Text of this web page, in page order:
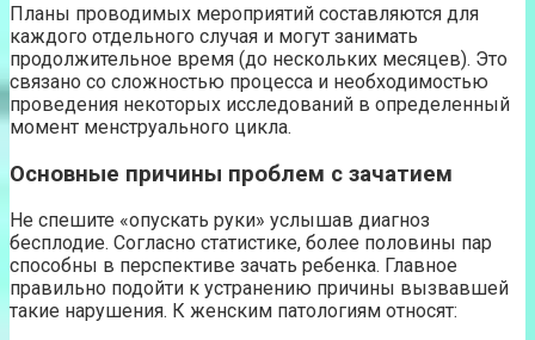
Планы проводимых мероприятий составляются для
каждого отдельного случая и могут занимать
продолжительное время (до нескольких месяцев). Это
связано со сложностью процесса и необходимостью
проведения некоторых исследований в определенный
момент менструального цикла.
Основные причины проблем с зачатием
Не спешите «опускать руки» услышав диагноз
бесплодие. Согласно статистике, более половины пар
способны в перспективе зачать ребенка. Главное
правильно подойти к устранению причины вызвавшей
такие нарушения. К женским патологиям относят: